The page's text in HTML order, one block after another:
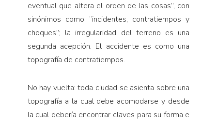
eventual que altera el orden de las cosas”, con
sinónimos como “incidentes, contratiempos y
choques”; la irregularidad del terreno es una
segunda acepción. El accidente es como una
topografía de contratiempos.
No hay vuelta: toda ciudad se asienta sobre una
topografía a la cual debe acomodarse y desde
la cual debería encontrar claves para su forma e